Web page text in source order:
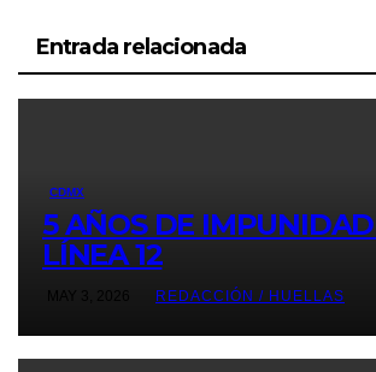
Entrada relacionada
CDMX
5 AÑOS DE
LÍNEA 12
REDACCIÓN / HUELLAS